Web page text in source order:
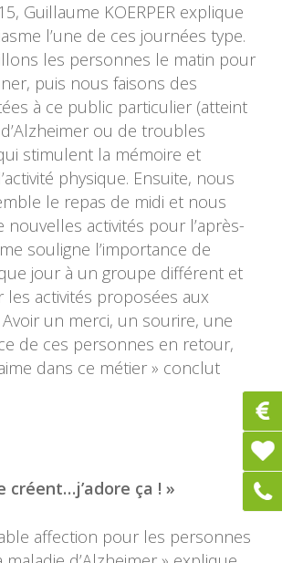
Guillaume KOERPER explique
l’une de ces journées type.
les personnes le matin pour
puis nous faisons des
à ce public particulier (atteint
ou de troubles
stimulent la mémoire et
physique. Ensuite, nous
le repas de midi et nous
activités pour l’après-
souligne l’importance de
jour à un groupe différent et
les activités proposées aux
Avoir un merci, un sourire, une
de ces personnes en retour,
dans ce métier » conclut
créent…j’adore ça ! »
affection pour les personnes